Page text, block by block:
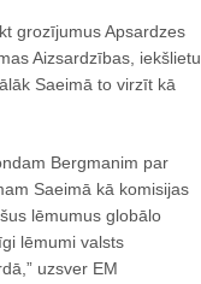
grozījumus Apsardzes
Aizsardzības, iekšlietu
Saeimā to virzīt kā
Bergmanim par
Saeimā kā komisijas
lēmumus globālo
lēmumi valsts
uzsver EM